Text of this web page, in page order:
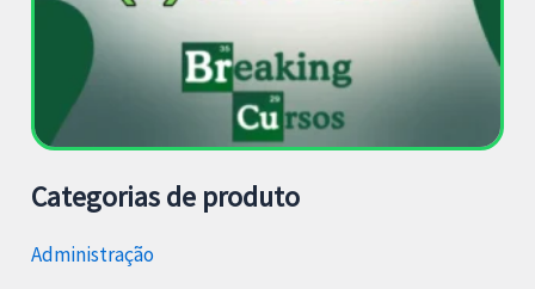
Categorias de produto
Administração